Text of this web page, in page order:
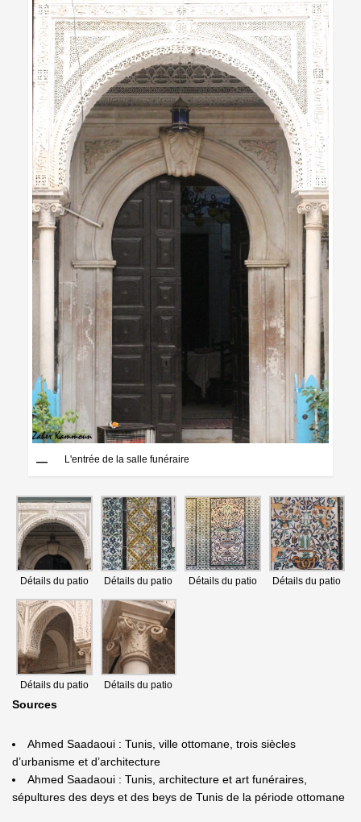
L'entrée de la salle funéraire
Détails du patio Détails du patio Détails du patio Détails du patio
Détails du patio Détails du patio
Sources
Ahmed Saadaoui : Tunis, ville ottomane, trois siècles
d’urbanisme et d’architecture
Ahmed Saadaoui : Tunis, architecture et art funéraires,
sépultures des deys et des beys de Tunis de la période ottomane